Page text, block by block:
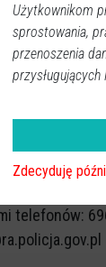
i
gminy
informować
telefonów:
Użytkownikom
sprostowania,
przenoszenia
Zdecyduję